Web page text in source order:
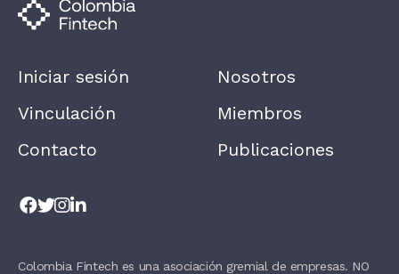
N
,
V
H
S
L
A
Iniciar sesión
Vinculación
Contacto
Nosotros
Miembros
Publicaciones
Colombia Fintech es una asociación gremial de empresas. NO